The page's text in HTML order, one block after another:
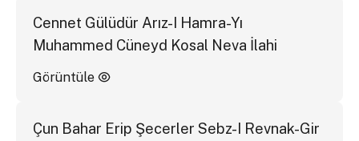
Cennet Gülüdür Arız-I Hamra-Yı
Muhammed Cüneyd Kosal Neva İlahi
Görüntüle
Çun Bahar Erip Şecerler Sebz-I Revnak-Gir